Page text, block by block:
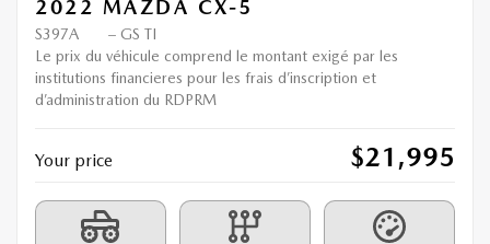
2022 MAZDA CX-5
S397A
– GS TI
Le prix du véhicule comprend le montant exigé par les
institutions financieres pour les frais d’inscription et
d’administration du RDPRM
Your price $21,995